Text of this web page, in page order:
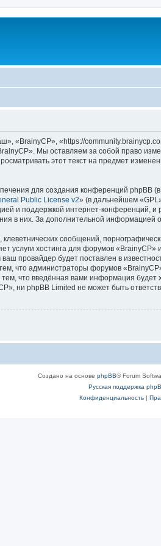
«BrainyCP», «https://
Мы оставляем за собой право
этот текст на предмет
для создания конференций phpBB
Public License v2» (в дальнейшем
и поддержкой интернет-конференций,
в них. За дополнительной информацией
сообщений,
услуги хостинга для форумов
провайдер будет поставлен в
что администраторы форумов
что введённая вами информация
ни phpBB Limited не может быть
Создано на основе phpBB® Forum
Русская поддержка
Конфиденциальность|